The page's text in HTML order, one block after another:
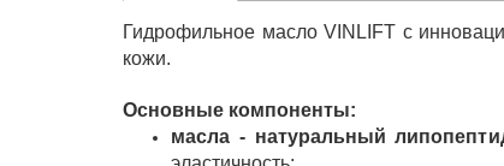
Гидрофильное масло VINLIFT с
кожи.
Основные компоненты:
масла - натуральный